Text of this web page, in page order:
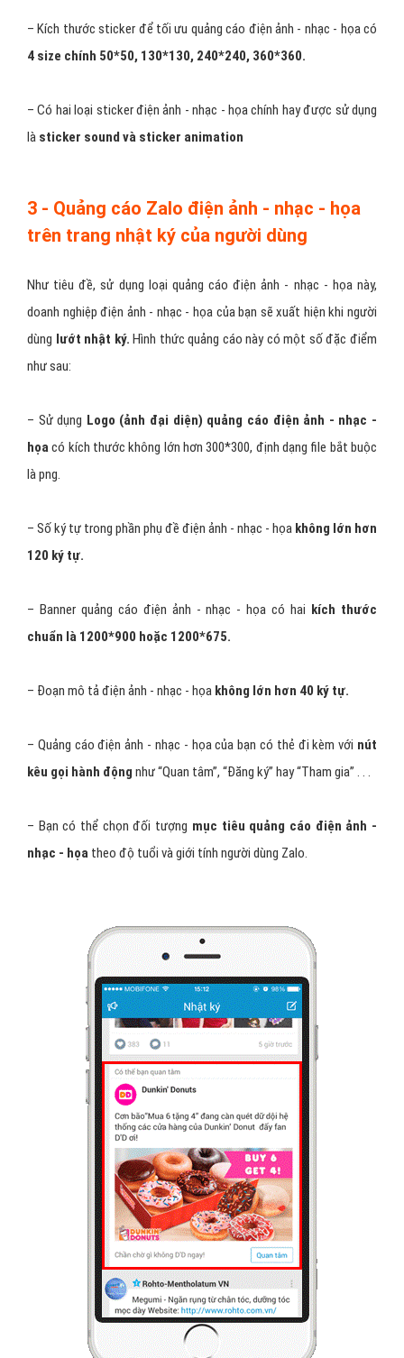
– Kích thước sticker để tối ưu quảng cáo điện ảnh - nhạc - họa có
4 size chính 50*50, 130*130, 240*240, 360*360.
– Có hai loại sticker điện ảnh - nhạc - họa chính hay được sử dụng
là sticker sound và sticker animation
3 - Quảng cáo Zalo điện ảnh - nhạc - họa
trên trang nhật ký của người dùng
Như tiêu đề, sử dụng loại quảng cáo điện ảnh - nhạc - họa này,
doanh nghiệp điện ảnh - nhạc - họa của bạn sẽ xuất hiện khi người
dùng lướt nhật ký. Hình thức quảng cáo này có một số đặc điểm
như sau:
– Sử dụng Logo (ảnh đại diện) quảng cáo điện ảnh - nhạc -
họa có kích thước không lớn hơn 300*300, định dạng file bắt buộc
là png.
– Số ký tự trong phần phụ đề điện ảnh - nhạc - họa không lớn hơn
120 ký tự.
– Banner quảng cáo điện ảnh - nhạc - họa có hai kích thước
chuẩn là 1200*900 hoặc 1200*675.
– Đoạn mô tả điện ảnh - nhạc - họa không lớn hơn 40 ký tự.
– Quảng cáo điện ảnh - nhạc - họa của bạn có thẻ đi kèm với nút
kêu gọi hành động như “Quan tâm”, “Đăng ký” hay “Tham gia” . . .
– Bạn có thể chọn đối tượng mục tiêu quảng cáo điện ảnh -
nhạc - họa theo độ tuổi và giới tính người dùng Zalo.